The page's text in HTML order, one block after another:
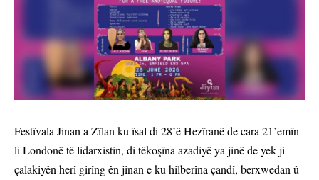
Festîvala Jinan a Zîlan ku îsal di 28’ê Hezîranê de cara 21’emîn
li Londonê tê lidarxistin, di têkoşîna azadiyê ya jinê de yek ji
çalakiyên herî girîng ên jinan e ku hilberîna çandî, berxwedan û